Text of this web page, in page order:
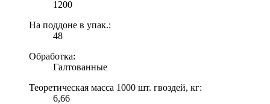
1200
На поддоне в упак.:
48
Обработка:
Галтованные
Теоретическая масса 1000 шт. гвоздей, кг:
6,66